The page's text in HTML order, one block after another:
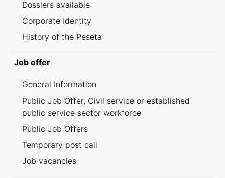
Dossiers available
Corporate Identity
History of the Peseta
Job offer
General Information
Public Job Offer, Civil service or established
public service sector workforce
Public Job Offers
Temporary post call
Job vacancies